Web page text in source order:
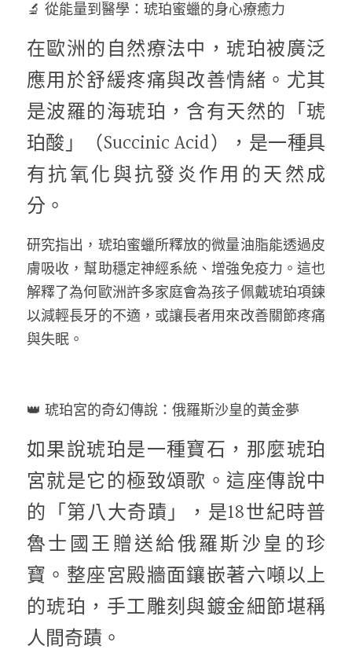
🔬 從能量到醫學：琥珀蜜蠟的身心療癒力
在歐洲的自然療法中，琥珀被廣泛
應用於舒緩疼痛與改善情緒。尤其
是波羅的海琥珀，含有天然的「琥
珀酸」（Succinic Acid），是一種具
有抗氧化與抗發炎作用的天然成
分。
研究指出，琥珀蜜蠟所釋放的微量油脂能透過皮
膚吸收，幫助穩定神經系統、增強免疫力。這也
解釋了為何歐洲許多家庭會為孩子佩戴琥珀項鍊
以減輕長牙的不適，或讓長者用來改善關節疼痛
與失眠。
👑 琥珀宮的奇幻傳說：俄羅斯沙皇的黃金夢
如果說琥珀是一種寶石，那麼琥珀
宮就是它的極致頌歌。這座傳說中
的「第八大奇蹟」，是18世紀時普
魯士國王贈送給俄羅斯沙皇的珍
寶。整座宮殿牆面鑲嵌著六噸以上
的琥珀，手工雕刻與鍍金細節堪稱
人間奇蹟。